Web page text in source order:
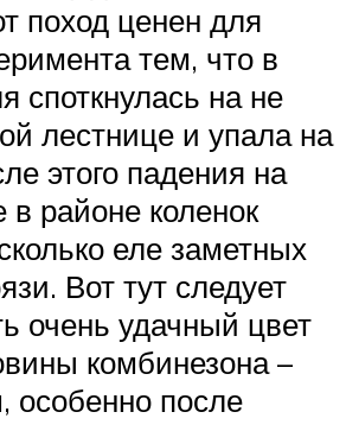
поход ценен для
тем, что в
споткнулась на не
лестнице и упала на
этого падения на
в районе коленок
еле заметных
Вот тут следует
очень удачный цвет
комбинезона –
особенно после